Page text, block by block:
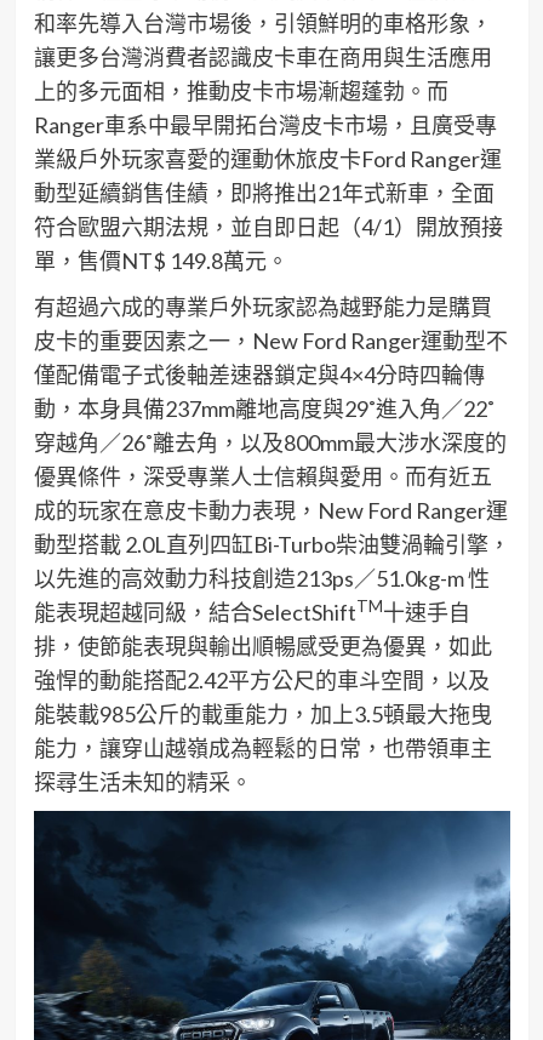
和率先導入台灣市場後，引領鮮明的車格形象，
讓更多台灣消費者認識皮卡車在商用與生活應用
上的多元面相，推動皮卡市場漸趨蓬勃。而
Ranger車系中最早開拓台灣皮卡市場，且廣受專
業級戶外玩家喜愛的運動休旅皮卡Ford Ranger運
動型延續銷售佳績，即將推出21年式新車，全面
符合歐盟六期法規，並自即日起（4/1）開放預接
單，售價NT$ 149.8萬元。
有超過六成的專業戶外玩家認為越野能力是購買
皮卡的重要因素之一，New Ford Ranger運動型不
僅配備電子式後軸差速器鎖定與4×4分時四輪傳
動，本身具備237mm離地高度與29˚進入角／22˚
穿越角／26˚離去角，以及800mm最大涉水深度的
優異條件，深受專業人士信賴與愛用。而有近五
成的玩家在意皮卡動力表現，New Ford Ranger運
動型搭載 2.0L直列四缸Bi-Turbo柴油雙渦輪引擎，
以先進的高效動力科技創造213ps／51.0kg-m 性
能表現超越同級，結合SelectShiftTM十速手自
排，使節能表現與輸出順暢感受更為優異，如此
強悍的動能搭配2.42平方公尺的車斗空間，以及
能裝載985公斤的載重能力，加上3.5頓最大拖曳
能力，讓穿山越嶺成為輕鬆的日常，也帶領車主
探尋生活未知的精采。